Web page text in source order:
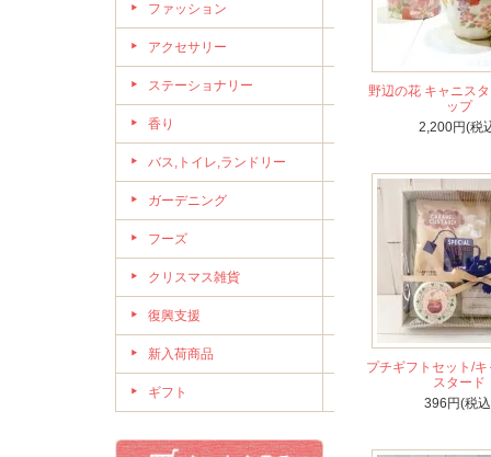
ファッション
アクセサリー
ステーショナリー
香り
バス,トイレ,ランドリー
ガーデニング
フーズ
クリスマス雑貨
復興支援
新入荷商品
ギフト
野辺の花 キャニス
ップ
2,200円(税
プチギフトセット/
スタード
396円(税